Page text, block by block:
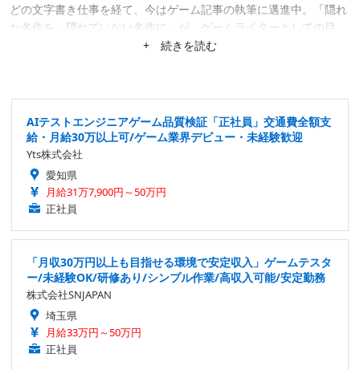
どの文字書き仕事を経て、今はゲーム記事の執筆に邁進中。「隠れ
た名作を、隠れていない名作に」が、ゲームライターとしての目
標。隙あらば、あまり知られていない作品にスポットを当てたが
+ 続きを読む
AIテストエンジニアゲーム品質検証「正社員」交通費全額支
給・月給30万以上可/ゲーム業界デビュー・未経験歓迎
Yts株式会社
愛知県
月給31万7,900円～50万円
正社員
「月収30万円以上も目指せる環境で安定収入」ゲームテスタ
ー/未経験OK/研修あり/シンプル作業/高収入可能/安定勤務
株式会社SNJAPAN
埼玉県
月給33万円～50万円
正社員